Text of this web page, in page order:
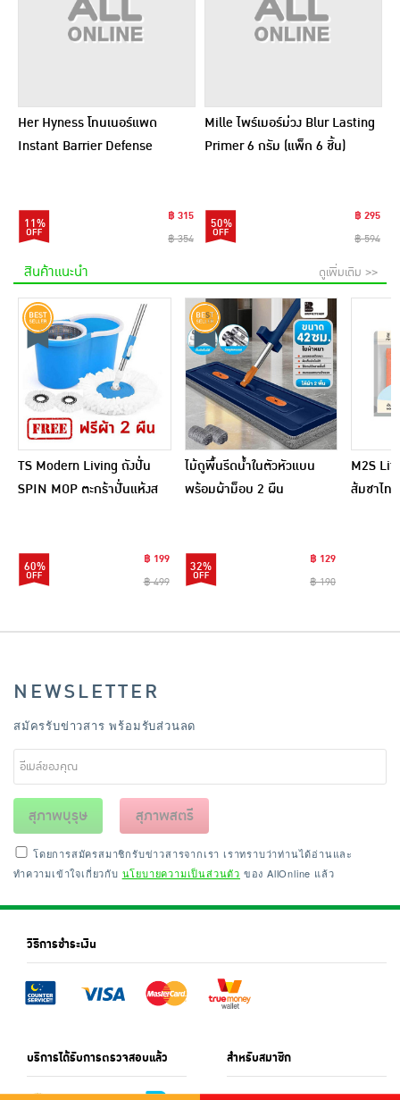
Her Hyness โทนเนอร์แพด
Instant Barrier Defense
11%
฿ 315
฿ 354
Mille ไพร์เมอร์ม่วง Blur Lasting
Primer 6 กรัม (แพ็ก 6 ชิ้น)
50%
฿ 295
฿ 594
สินค้าแนะนำ ดูเพิ่มเติม >>
TS Modern Living ถังปั่น
SPIN MOP ตะกร้าปั่นแห้งส
60%
฿ 199
฿ 499
ไม้ถูพื้นรีดน้ำในตัวหัวแบน
พร้อมผ้าม็อบ 2 ผืน
32%
฿ 129
฿ 190
M2S
ส้มชาไท
NEWSLETTER
สมัครรับข่าวสาร พร้อมรับส่วนลด
สุภาพบุรุษ สุภาพสตรี
โดยการสมัครสมาชิกรับข่าวสารจากเรา เราทราบว่าท่านได้อ่านและ
ทำความเข้าใจเกี่ยวกับ นโยบายความเป็นส่วนตัว ของ AllOnline แล้ว
วิธีการชำระเงิน
บริการได้รับการตรวจสอบแล้ว สำหรับสมาชิก